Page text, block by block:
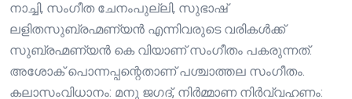
നാച്ചി, സംഗീത ചേനംപുല്ലി, സുഭാഷ്
ലളിതസുബ്രഹ്മണ്യൻ എന്നിവരുടെ വരികൾക്ക്
സുബ്രഹ്മണ്യൻ കെ വിയാണ് സംഗീതം പകരുന്നത്.
അശോക് പൊന്നപ്പന്റെതാണ് പശ്ചാത്തല സംഗീതം.
കലാസംവിധാനം: മനു ജഗദ്, നിർമ്മാണ നിർവ്വഹണം: